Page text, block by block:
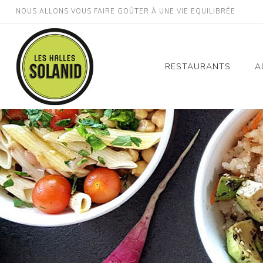
NOUS ALLONS VOUS FAIRE GOÛTER À UNE VIE EQUILIBRÉE
RESTAURANTS
Montpellier Gare St
Roch
Montpellier Décathlon
Odysseum
Montpellier Millénaire
Perpignan Gare
Lodève